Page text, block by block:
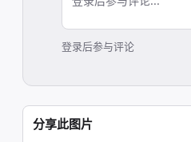
登录后参与评论
分享此图片